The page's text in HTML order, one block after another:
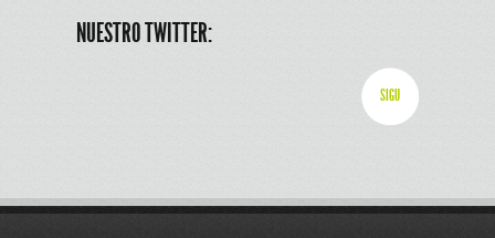
NUESTRO TWITTER:
SIGU